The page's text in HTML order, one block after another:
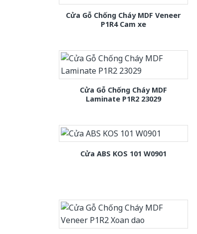
Cửa Gỗ Chống Cháy MDF Veneer
P1R4 Cam xe
Cửa Gỗ Chống Cháy MDF
Laminate P1R2 23029
Cửa ABS KOS 101 W0901